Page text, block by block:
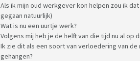
Als ik mijn oud werkgever kon helpen zou ik
gegaan natuurlijk)
Wat is nu een uurtje werk?
Volgens mij heb je de helft van die tijd nu al op
Ik zie dit als een soort van verloedering van
gehangen?